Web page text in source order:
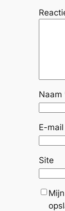
Naam
E-mail
Site